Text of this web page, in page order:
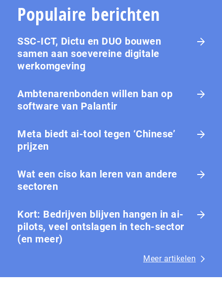
Populaire berichten
SSC-ICT, Dictu en DUO bouwen
samen aan soevereine digitale
werkomgeving
Ambtenarenbonden willen ban op
software van Palantir
Meta biedt ai-tool tegen ‘Chinese’
prijzen
Wat een ciso kan leren van andere
sectoren
Kort: Bedrijven blijven hangen in ai-
pilots, veel ontslagen in tech-sector
(en meer)
Meer artikelen